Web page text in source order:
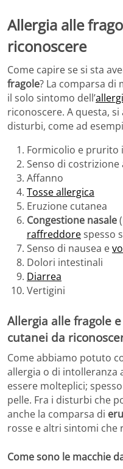
Allergia alle
riconoscere
Come capire se si sta
fragole? La comparsa di
il solo sintomo dell’
riconoscere. A questa,
disturbi, come ad
Formicolio e prurito
Senso di costrizione
Affanno
Tosse allergica
Eruzione cutanea
Congestione nasale
raffreddorespesso
Senso di nausea e
Dolori intestinali
Diarrea
Vertigini
Allergia alle fragole
cutanei da
Come abbiamo potuto
allergia o di intolleranza
essere molteplici;
pelle. Fra i disturbi che
anche la comparsa di
rosse e altri sintomi che
Come sono le macchie